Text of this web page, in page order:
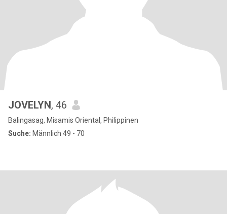
JOVELYN, 46
Balingasag, Misamis Oriental, Philippinen
Suche: Männlich 49 - 70